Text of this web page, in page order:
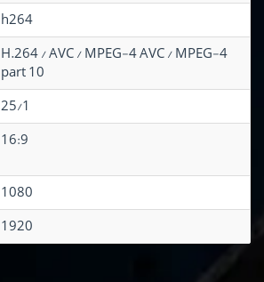
h264
H.264 / AVC / MPEG-4 AVC / MPEG-4
part 10
25/1
16:9
1080
1920